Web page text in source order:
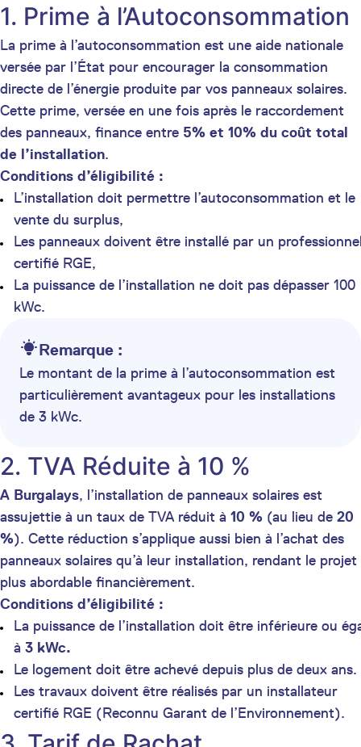
1. Prime à l’Autoconsommation
La prime à l’autoconsommation est une aide nationale
versée par l’État pour encourager la consommation
directe de l’énergie produite par vos panneaux solaires.
Cette prime, versée en une fois après le raccordement
des panneaux, finance entre 5% et 10% du coût total
de l’installation.
Conditions d’éligibilité :
L’installation doit permettre l’autoconsommation et le
vente du surplus,
Les panneaux doivent être installé par un
certifié RGE,
La puissance de l’installation ne doit pas dépasser 100
kWc.
Remarque :
Le montant de la prime à l’autoconsommation est
particulièrement avantageux pour les installations
de 3 kWc.
2. TVA Réduite à 10 %
A Burgalays, l’installation de panneaux solaires est
assujettie à un taux de TVA réduit à 10 % (au lieu de 20
%). Cette réduction s’applique aussi bien à l’achat des
panneaux solaires qu’à leur installation, rendant le projet
plus abordable financièrement.
Conditions d’éligibilité :
La puissance de l’installation doit être inférieure ou
à 3 kWc.
Le logement doit être achevé depuis plus de deux ans.
Les travaux doivent être réalisés par un installateur
certifié RGE (Reconnu Garant de l’Environnement).